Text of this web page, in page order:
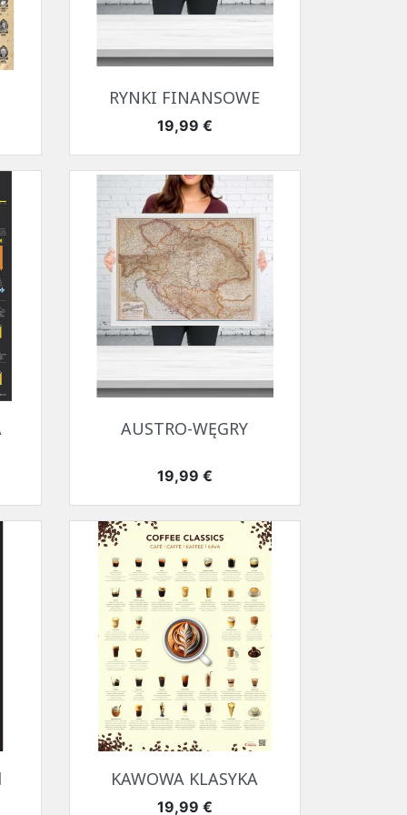
Szybki podgląd
RYNKI FINANSOWE
Cena
19,99 €
Szybki podgląd
AUSTRO-WĘGRY
Cena
19,99 €
Szybki podgląd
KAWOWA KLASYKA
Cena
19,99 €